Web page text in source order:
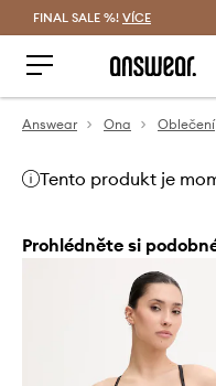
FINAL SALE %! VÍCE
Answear Ona Oblečení
Tento produkt je
Prohlédněte si